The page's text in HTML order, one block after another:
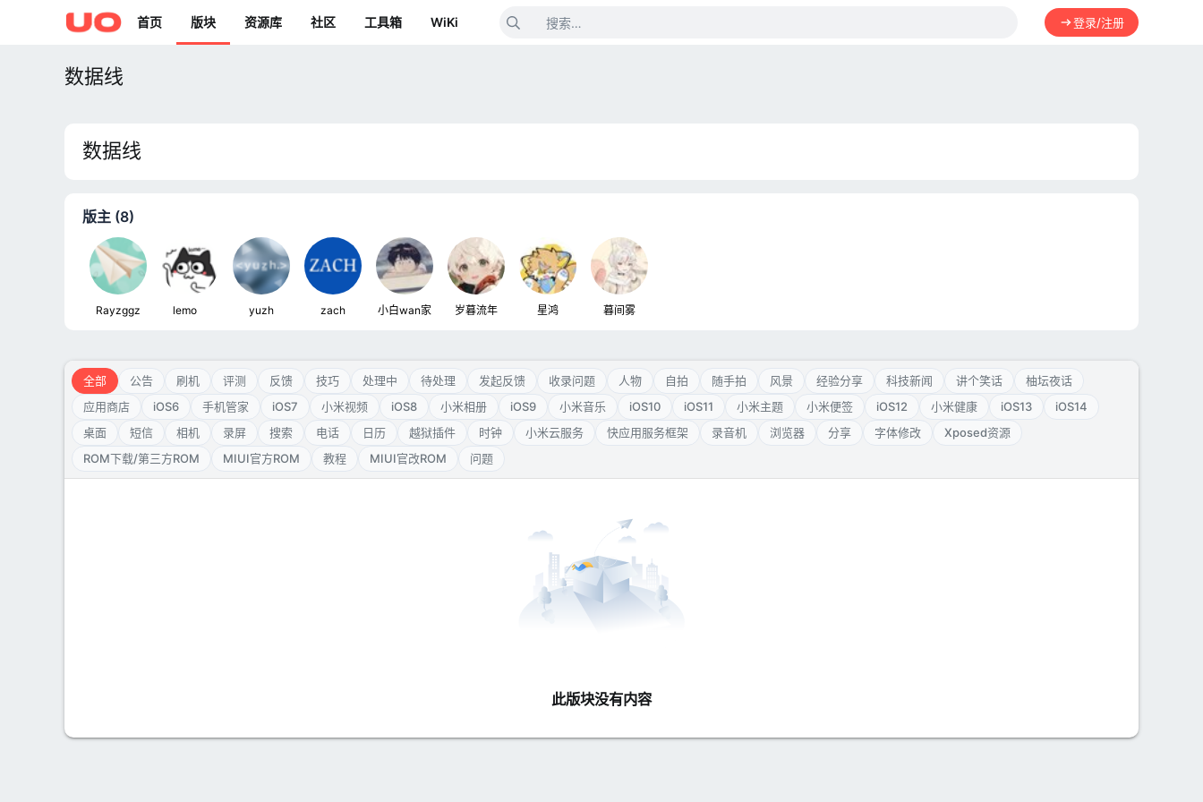
首页 版块 资源库 社区 工具箱 WiKi 登录/注册
数据线
数据线
版主 (8)
Rayzggz lemoㅤ yuzh zach 小白wan家 岁暮流年 星鸿 暮间雾
全部 公告 刷机 评测 反馈 技巧 处理中 待处理 发起反馈 收录问题 人物 自拍 随手拍 风景 经验分享 科技新闻 讲个笑话
柚坛夜话
应用商店
iOS6 手机管家 iOS7 小米视频 iOS8 小米相册 iOS9 小米音乐 iOS10 iOS11 小米主题 小米便签 iOS12 小米健康 iOS13
iOS14
桌面
短信 相机 录屏 搜索 电话 日历 越狱插件 时钟 小米云服务 快应用服务框架 录音机 浏览器 分享 字体修改
Xposed资源
ROM下载/第三方ROM
MIUI官方ROM 教程 MIUI官改ROM 问题
此版块没有内容